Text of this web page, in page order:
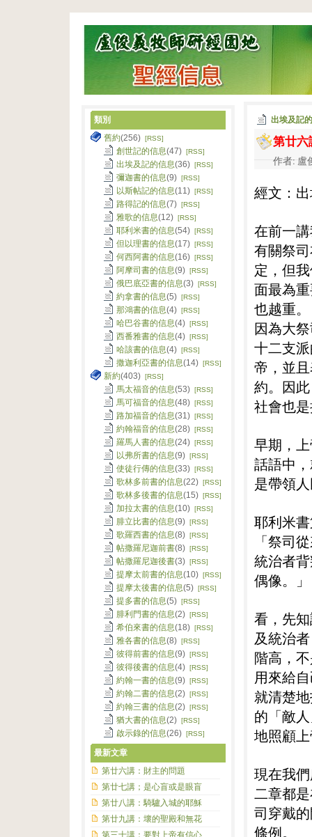
出埃及記
第廿
作者: 盧
經文：
在前一
有關祭
定，但
面最為
也越重。
因為大
十二支
帝，並
約。因
社會也
早期，
話語中
是帶領
耶利米
「祭司
統治者
偶像。」
看，先
及統治
階高，
用來給
就清楚
的「敵
地照顧
現在我
二章都
司穿戴
條例。
類別
舊約(256) [RSS]
創世記的信息(47) [RSS]
出埃及記的信息(36) [RSS]
彌迦書的信息(9) [RSS]
以斯帖記的信息(11) [RSS]
路得記的信息(7) [RSS]
雅歌的信息(12) [RSS]
耶利米書的信息(54) [RSS]
但以理書的信息(17) [RSS]
何西阿書的信息(16) [RSS]
阿摩司書的信息(9) [RSS]
俄巴底亞書的信息(3) [RSS]
約拿書的信息(5) [RSS]
那鴻書的信息(4) [RSS]
哈巴谷書的信息(4) [RSS]
西番雅書的信息(4) [RSS]
哈該書的信息(4) [RSS]
撒迦利亞書的信息(14) [RSS]
新約(403) [RSS]
馬太福音的信息(53) [RSS]
馬可福音的信息(48) [RSS]
路加福音的信息(31) [RSS]
約翰福音的信息(28) [RSS]
羅馬人書的信息(24) [RSS]
以弗所書的信息(9) [RSS]
使徒行傳的信息(33) [RSS]
歌林多前書的信息(22) [RSS]
歌林多後書的信息(15) [RSS]
加拉太書的信息(10) [RSS]
腓立比書的信息(9) [RSS]
歌羅西書的信息(8) [RSS]
帖撒羅尼迦前書(8) [RSS]
帖撒羅尼迦後書(3) [RSS]
提摩太前書的信息(10) [RSS]
提摩太後書的信息(5) [RSS]
提多書的信息(5) [RSS]
腓利門書的信息(2) [RSS]
希伯來書的信息(18) [RSS]
雅各書的信息(8) [RSS]
彼得前書的信息(9) [RSS]
彼得後書的信息(4) [RSS]
約翰一書的信息(9) [RSS]
約翰二書的信息(2) [RSS]
約翰三書的信息(2) [RSS]
猶大書的信息(2) [RSS]
啟示錄的信息(26) [RSS]
最新文章
第廿六講：財主的問題
第廿七講；是心盲或是眼盲
第廿八講：騎驢入城的耶穌
第廿九講：壞的聖殿和無花
第三十講：要對上帝有信心